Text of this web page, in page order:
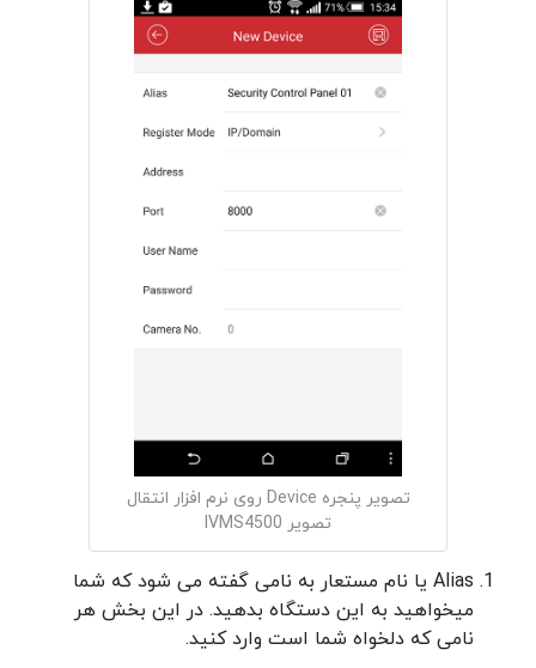
تصویر پنجره Device روی نرم افزار انتقال
تصویر IVMS4500
Alias یا نام مستعار به نامی گفته می شود که شما
میخواهید به این دستگاه بدهید. در این بخش هر
نامی که دلخواه شما است وارد کنید.